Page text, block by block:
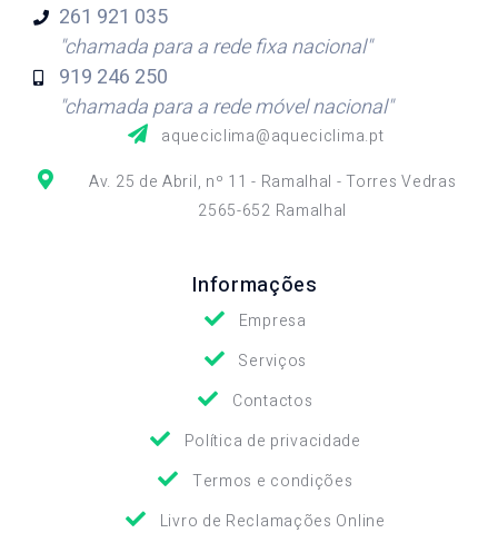
261 921 035
"chamada para a rede fixa nacional"
919 246 250
"chamada para a rede móvel nacional"
aqueciclima@aqueciclima.pt
Av. 25 de Abril, nº 11 - Ramalhal - Torres Vedras
2565-652 Ramalhal
Informações
Empresa
Serviços
Contactos
Política de privacidade
Termos e condições
Livro de Reclamações Online